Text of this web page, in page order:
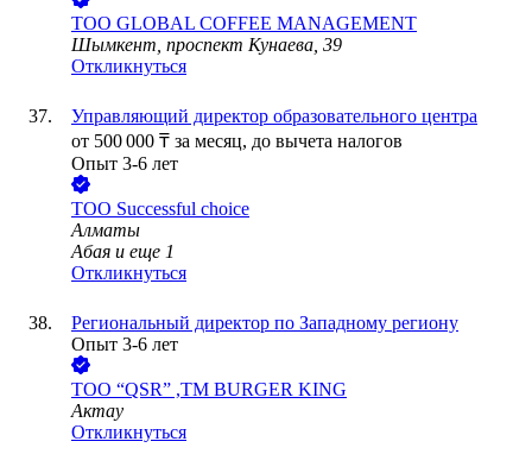
ТОО GLOBAL COFFEE MANAGEMENT
Шымкент, проспект Кунаева, 39
Откликнуться
Управляющий директор образовательного центра
от 500 000 ₸ за месяц, до вычета налогов
Опыт 3-6 лет
ТОО Successful choice
Алматы
Абая и еще 1
Откликнуться
Региональный директор по Западному региону
Опыт 3-6 лет
ТОО “QSR” ,ТМ BURGER KING
Актау
Откликнуться